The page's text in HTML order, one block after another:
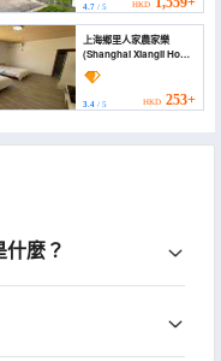
4.7/ 5 HKD 1,559+
上海鄉里人家農家樂
(Shanghai Xiangli Home
Farmhouse)
3.4/ 5 HKD 253+
麼？